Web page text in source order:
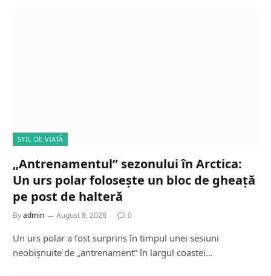
STIL DE VIAȚĂ
„Antrenamentul” sezonului în Arctica:
Un urs polar folosește un bloc de gheață
pe post de halteră
Byadmin August 8, 2026 0
Un urs polar a fost surprins în timpul unei sesiuni
neobișnuite de „antrenament” în largul coastei…